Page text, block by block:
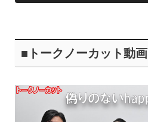
■トークノーカット動画